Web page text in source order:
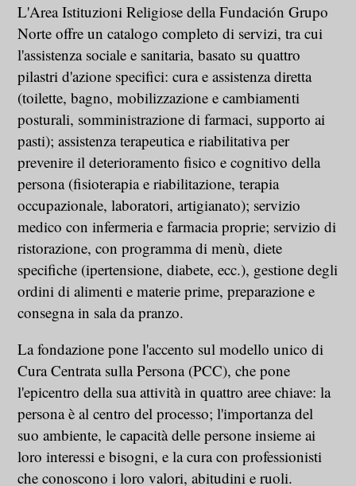
L'Area Istituzioni Religiose della Fundación Grupo
Norte offre un catalogo completo di servizi, tra cui
l'assistenza sociale e sanitaria, basato su quattro
pilastri d'azione specifici: cura e assistenza diretta
(toilette, bagno, mobilizzazione e cambiamenti
posturali, somministrazione di farmaci, supporto ai
pasti); assistenza terapeutica e riabilitativa per
prevenire il deterioramento fisico e cognitivo della
persona (fisioterapia e riabilitazione, terapia
occupazionale, laboratori, artigianato); servizio
medico con infermeria e farmacia proprie; servizio di
ristorazione, con programma di menù, diete
specifiche (ipertensione, diabete, ecc.), gestione degli
ordini di alimenti e materie prime, preparazione e
consegna in sala da pranzo.
La fondazione pone l'accento sul modello unico di
Cura Centrata sulla Persona (PCC), che pone
l'epicentro della sua attività in quattro aree chiave: la
persona è al centro del processo; l'importanza del
suo ambiente, le capacità delle persone insieme ai
loro interessi e bisogni, e la cura con professionisti
che conoscono i loro valori, abitudini e ruoli.